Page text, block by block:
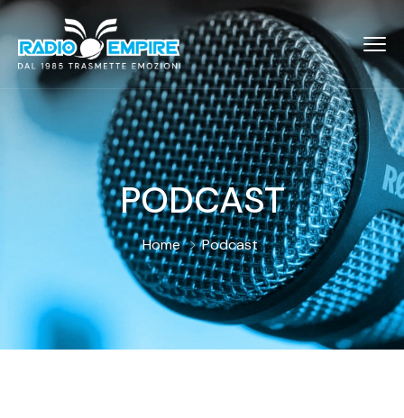
PODCAST
Home Podcast